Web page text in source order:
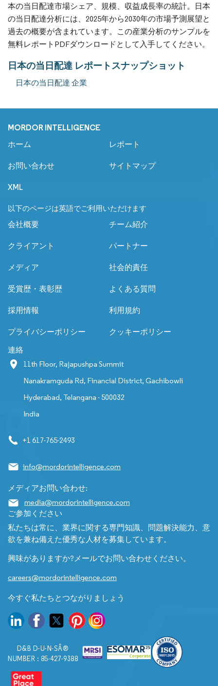
本の当日配達市場シェア、規模、収益成長率の統計。日本
の当日配達分析には、2025年から2030年の市場予測展望と
過去の概要が含まれています。この産業分析のサンプルを
無料レポートPDFダウンロードとして入手してください。
日本の当日配達 レポートスナップショット
日本の当日配達 企業
MORDOR INTELLIGENCE
ホーム レポート
お問い合わせ サイトマップ
XML
以下のページは英語でご利用いただけます
会社概要
チーム紹介
クライアント パートナー
メディア 社会的責任
受賞歴・表彰歴 よくある質問
採用情報 利用規約
プライバシーポリシー クッキーポリシー
連絡
11th Floor, Rajapushpa Summit
Nanakramguda Rd, Financial District, Gachibowli
Hyderabad, Telangana - 500032
India
+1 617-765-2493
info@mordorintelligence.com
メディアお問い合わせ:
media@mordorintelligence.com
ご参加ください
私たちは常に、業界に関する専門知識、問題解決能力、意
欲を兼ね備えた優秀な人材を募集しています。
興味がありますか?メールでお問い合わせください。
careers@mordorintelligence.com
今すぐ私たちとつながりましょう
D&B D-U-N-SÂ®
NUMBER : 85-427-9388